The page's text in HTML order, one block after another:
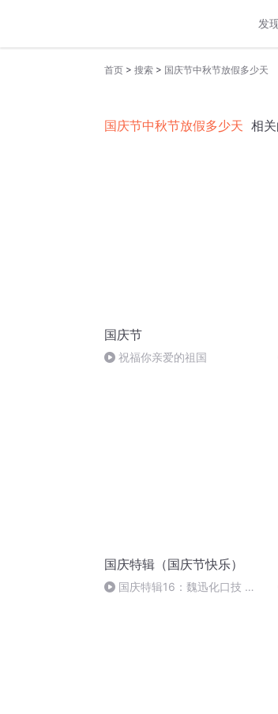
发
首页 > 搜索 > 国庆节中秋节放假多少天
国庆节中秋节放假多少天 相
国庆节
祝福你亲爱的祖国
国庆特辑（国庆节快乐）
国庆特辑16：魏迅化口技 二